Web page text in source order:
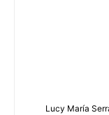
Lucy María